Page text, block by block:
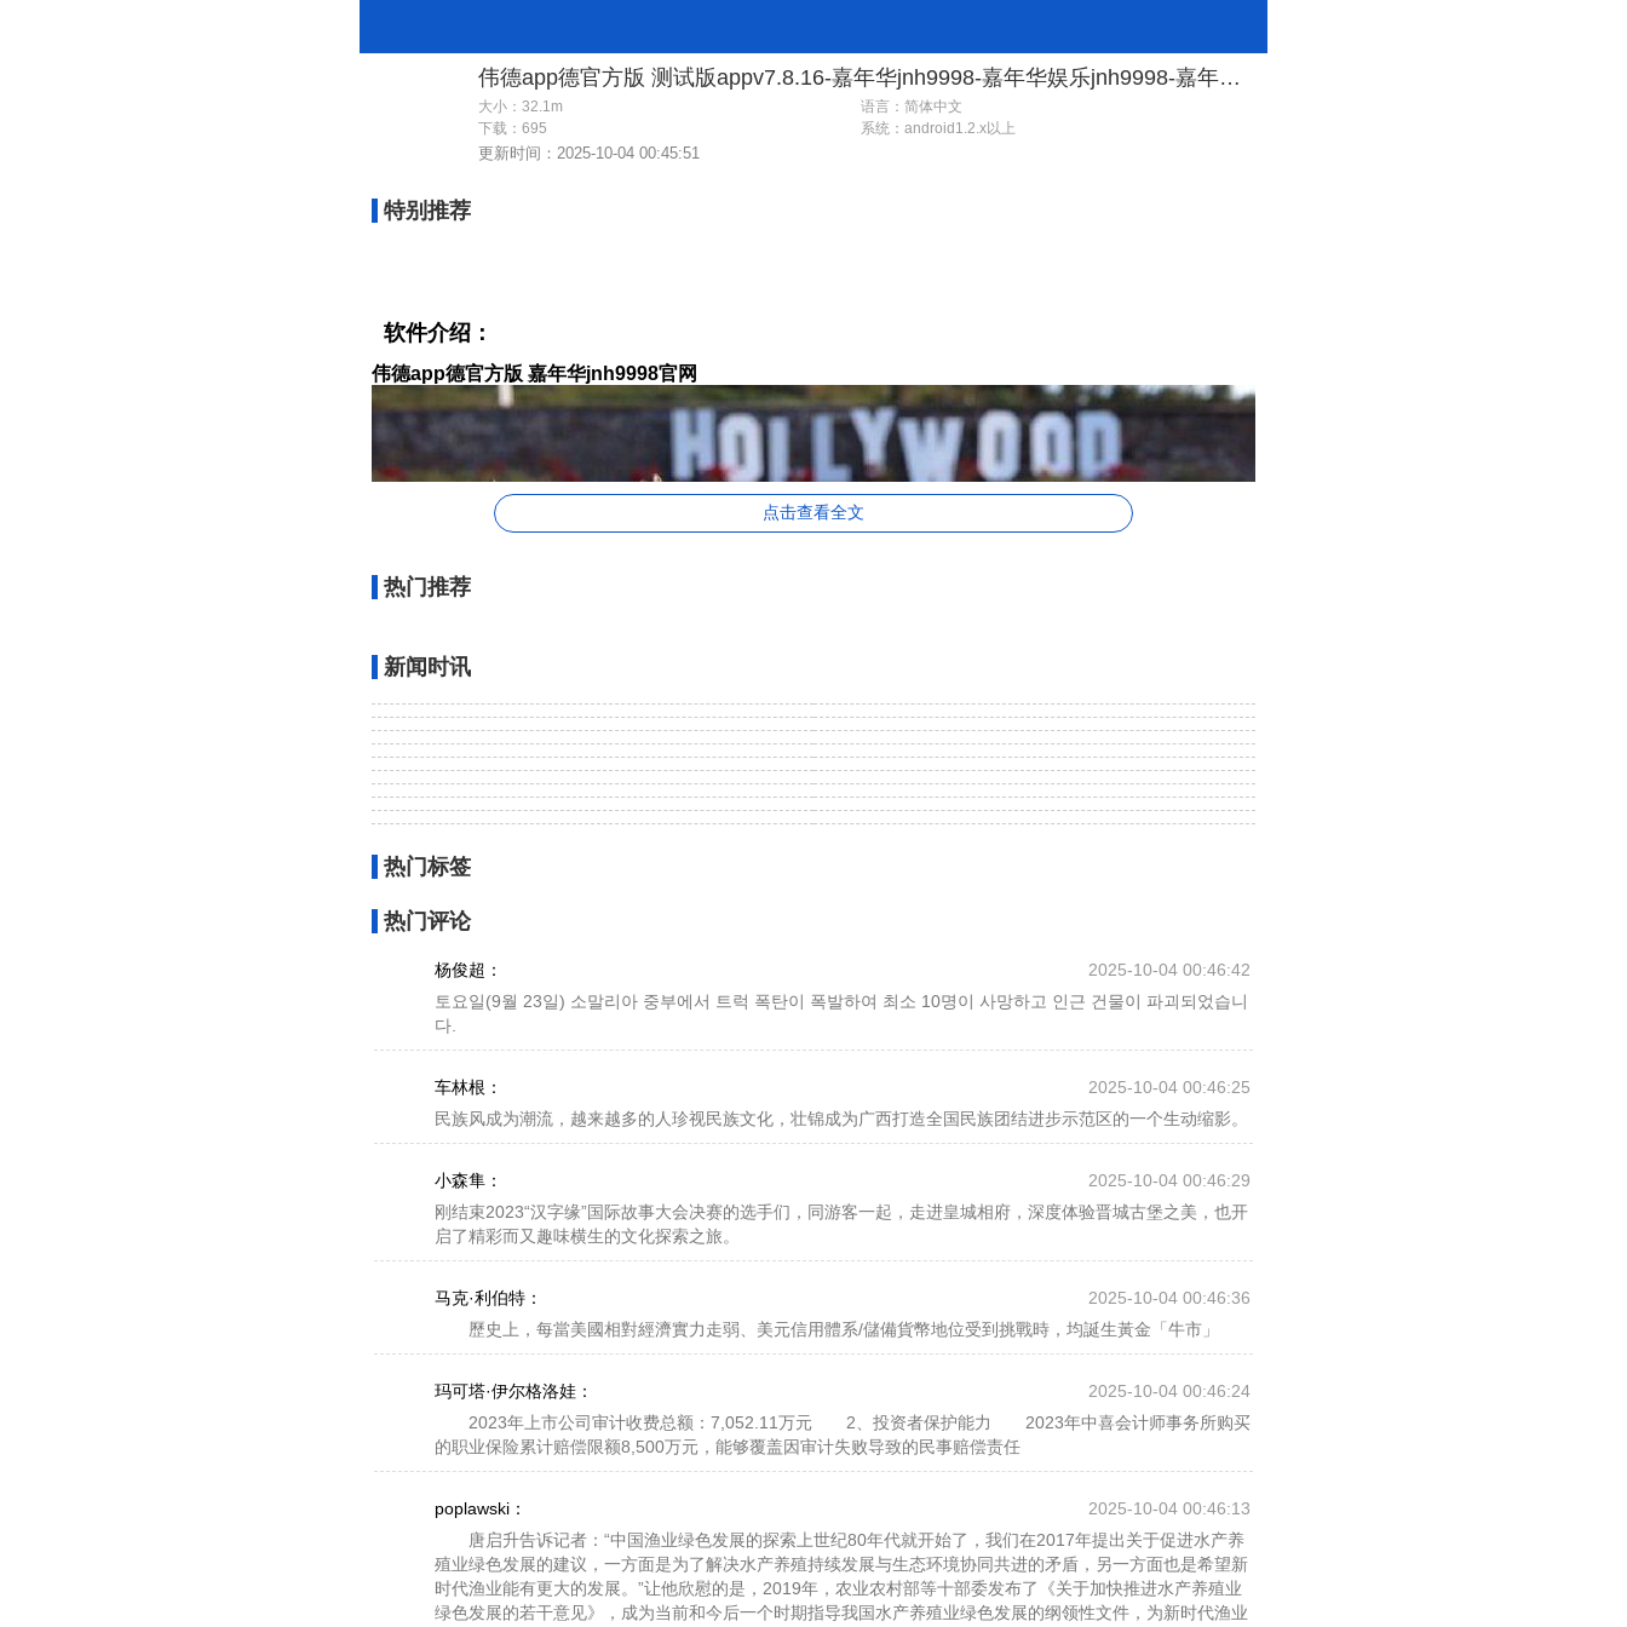
伟德app德官方版 测试版appv7.8.16-嘉年华jnh9998-嘉年华娱乐jnh9998-嘉年华国际jnh9998
大小：32.1m
语言：简体中文
下载： 695 系统： android1.2.x以上
更新时间：2025-10-04 00:45:51
特别推荐
软件介绍：
伟德app德官方版 嘉年华jnh9998官网
北京⚰时间4🌸月22日，又一个新人在lpga上取得突破。瑞典选
锦标赛👂🥛夺冠之后，世界排名进入前50位。
英格丽德-林德布拉德在骑士乡村俱乐部与日本选手岩井明爱展开战斗，最终取得一杆胜利，为此收获冠军支票562,500
美元，500个cme积分↕以及56个世界积分。
时，她的世界排名从224位上升到42位。
🐑岩井明爱第🚰二次在lpga上获得亚军，收入33.6分，世界排名从26位上升到18位。
由于劳伦-考夫林的上升，高真荣落出了前十位，尽管韩国选手在骑士乡村取得并列第七，收入9.52分。
以下让我们来看一下女子世界前十以及她们的🧓排序：
（1） 内莉-科达
点击查看全文
热门推荐
新闻时讯
热门标签
热门评论
杨俊超：
2025-10-04 00:46:42
토요일(9월 23일) 소말리아 중부에서 트럭 폭탄이 폭발하여 최소 10명이 사망하고 인근 건물이 파괴되었습니
다.
车林根：
2025-10-04 00:46:25
民族风成为潮流，越来越多的人珍视民族文化，壮锦成为广西打造全国民族团结进步示范区的一个生动缩影。
小森隼：
2025-10-04 00:46:29
刚结束2023“汉字缘”国际故事大会决赛的选手们，同游客一起，走进皇城相府，深度体验晋城古堡之美，也开
启了精彩而又趣味横生的文化探索之旅。
马克·利伯特：
2025-10-04 00:46:36
歷史上，每當美國相對經濟實力走弱、美元信用體系/儲備貨幣地位受到挑戰時，均誕生黃金「牛市」
玛可塔·伊尔格洛娃：
2025-10-04 00:46:24
2023年上市公司审计收费总额：7,052.11万元 2、投资者保护能力 2023年中喜会计师事务所购买
的职业保险累计赔偿限额8,500万元，能够覆盖因审计失败导致的民事赔偿责任
poplawski：
2025-10-04 00:46:13
唐启升告诉记者：“中国渔业绿色发展的探索上世纪80年代就开始了，我们在2017年提出关于促进水产养
殖业绿色发展的建议，一方面是为了解决水产养殖持续发展与生态环境协同共进的矛盾，另一方面也是希望新
时代渔业能有更大的发展。”让他欣慰的是，2019年，农业农村部等十部委发布了《关于加快推进水产养殖业
绿色发展的若干意见》，成为当前和今后一个时期指导我国水产养殖业绿色发展的纲领性文件，为新时代渔业